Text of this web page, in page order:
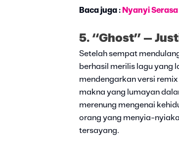
Baca juga : Nyanyi
5. “Ghost” –
Setelah sempat
berhasil merilis lagu yang
mendengarkan versi
makna yang lumayan
merenung mengenai
orang yang menyia-
tersayang.